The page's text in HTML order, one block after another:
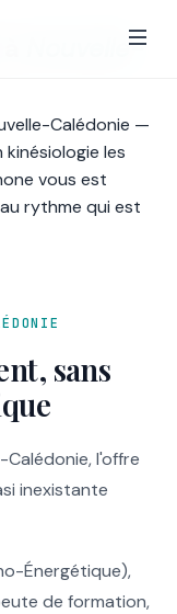
Nouvelle-
Calédonie —
les
vous est
rythme qui est
sans
l'offre
inexistante
Énergétique),
de formation,